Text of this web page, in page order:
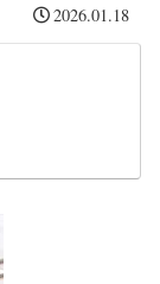
2026.01.18